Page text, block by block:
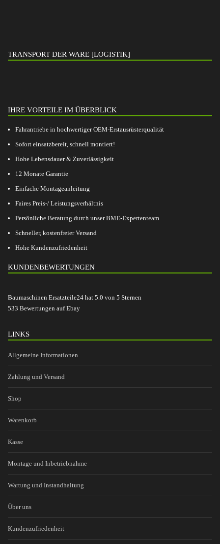
TRANSPORT DER WARE [LOGISTIK]
IHRE VORTEILE IM ÜBERBLICK
Fahrantriebe in hochwertiger OEM-Erstausrüsterqualität
Sofort einsatzbereit, schnell montiert!
Hohe Lebensdauer & Zuverlässigkeit
12 Monate Garantie
Einfache Montageanleitung
Faires Preis-/ Leistungsverhältnis
Persönliche Beratung durch unser BME-Expertenteam
Schneller, kostenfreier Versand
Hohe Kundenzufriedenheit
KUNDENBEWERTUNGEN
Baumaschinen Ersatzteile24 hat 5.0 von 5 Sternen
533 Bewertungen auf Ebay
LINKS
Allgemeine Informationen
Zahlung und Versand
Shop
Warenkorb
Kasse
Montage und Inbetriebnahme
Wartung und Instandhaltung
Über uns
Kundenzufriedenheit